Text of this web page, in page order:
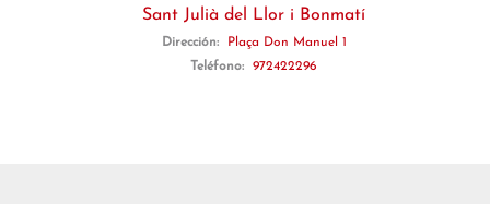
Sant Julià del Llor i Bonmatí
Dirección:
Plaça Don Manuel 1
Teléfono:
972422296